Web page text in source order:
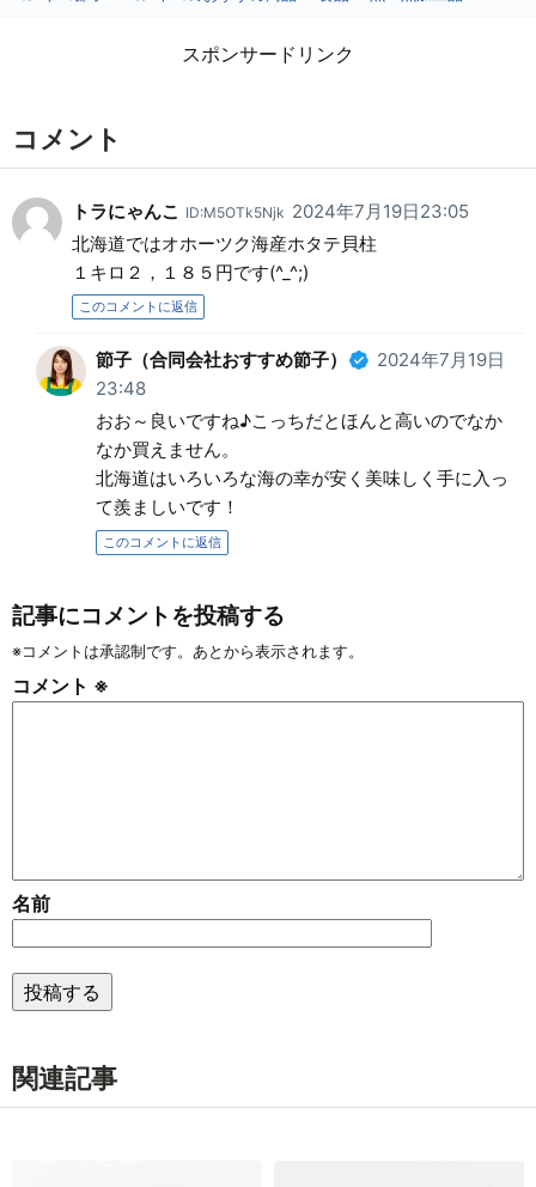
スポンサードリンク
コメント
トラにゃんこ ID:M5OTk5Njk 2024年7月19日23:05
北海道ではオホーツク海産ホタテ貝柱
１キロ２，１８５円です(^_^;)
このコメントに返信
節子（合同会社おすすめ節子）
2024年7月19日
23:48
おお～良いですね♪こっちだとほんと高いのでなか
なか買えません。
北海道はいろいろな海の幸が安く美味しく手に入っ
て羨ましいです！
このコメントに返信
記事にコメントを投稿する
※コメントは承認制です。あとから表示されます。
コメント ※
名前
関連記事